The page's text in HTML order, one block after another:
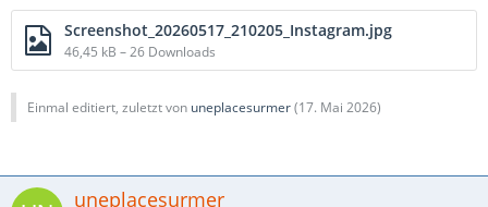
Screenshot_20260517_210205_Instagram.jpg
46,45 kB – 26 Downloads
Einmal editiert, zuletzt von uneplacesurmer(17. Mai 2026)
uneplacesurmer